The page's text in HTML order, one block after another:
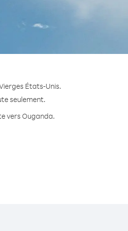
États-Unis.
seulement.
vers Ouganda.